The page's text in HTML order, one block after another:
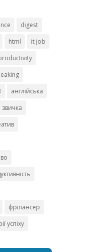
digest
html
it job
англійська
звичка
фрілансер
успіху